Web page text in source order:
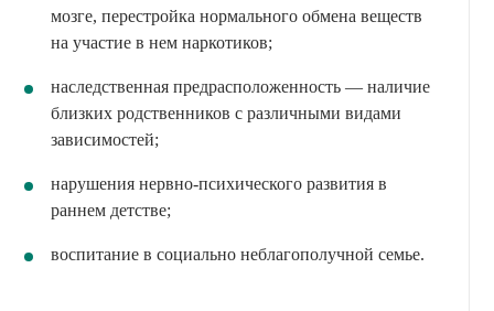
мозге, перестройка нормального обмена веществ
на участие в нем наркотиков;
наследственная предрасположенность — наличие
близких родственников с различными видами
зависимостей;
нарушения нервно-психического развития в
раннем детстве;
воспитание в социально неблагополучной семье.